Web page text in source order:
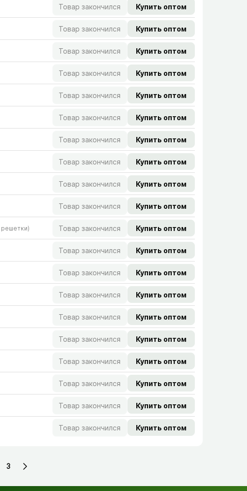
Товар закончился Купить оптом
Товар закончился Купить оптом
Товар закончился Купить оптом
Товар закончился Купить оптом
Товар закончился Купить оптом
Товар закончился Купить оптом
Товар закончился Купить оптом
Товар закончился Купить оптом
Товар закончился Купить оптом
Товар закончился Купить оптом
Товар закончился Купить оптом
Товар закончился Купить оптом
Товар закончился Купить оптом
Товар закончился Купить оптом
Товар закончился Купить оптом
Товар закончился Купить оптом
Товар закончился Купить оптом
Товар закончился Купить оптом
Товар закончился Купить оптом
Товар закончился Купить оптом
3